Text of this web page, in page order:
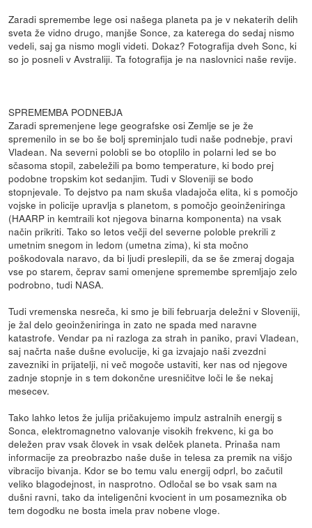
Zaradi spremembe lege osi našega planeta pa je v nekaterih delih
sveta že vidno drugo, manjše Sonce, za katerega do sedaj nismo
vedeli, saj ga nismo mogli videti. Dokaz? Fotografija dveh Sonc, ki
so jo posneli v Avstraliji. Ta fotografija je na naslovnici naše revije.
SPREMEMBA PODNEBJA
Zaradi spremenjene lege geografske osi Zemlje se je že
spremenilo in se bo še bolj spreminjalo tudi naše podnebje, pravi
Vladean. Na severni polobli se bo otoplilo in polarni led se bo
sčasoma stopil, zabeležili pa bomo temperature, ki bodo prej
podobne tropskim kot sedanjim. Tudi v Sloveniji se bodo
stopnjevale. To dejstvo pa nam skuša vladajoča elita, ki s pomočjo
vojske in policije upravlja s planetom, s pomočjo geoinženiringa
(HAARP in kemtraili kot njegova binarna komponenta) na vsak
način prikriti. Tako so letos večji del severne poloble prekrili z
umetnim snegom in ledom (umetna zima), ki sta močno
poškodovala naravo, da bi ljudi preslepili, da se še zmeraj dogaja
vse po starem, čeprav sami omenjene spremembe spremljajo zelo
podrobno, tudi NASA.
Tudi vremenska nesreča, ki smo je bili februarja deležni v Sloveniji,
je žal delo geoinženiringa in zato ne spada med naravne
katastrofe. Vendar pa ni razloga za strah in paniko, pravi Vladean,
saj načrta naše dušne evolucije, ki ga izvajajo naši zvezdni
zavezniki in prijatelji, ni več mogoče ustaviti, ker nas od njegove
zadnje stopnje in s tem dokončne uresničitve loči le še nekaj
mesecev.
Tako lahko letos že julija pričakujemo impulz astralnih energij s
Sonca, elektromagnetno valovanje visokih frekvenc, ki ga bo
deležen prav vsak človek in vsak delček planeta. Prinaša nam
informacije za preobrazbo naše duše in telesa za premik na višjo
vibracijo bivanja. Kdor se bo temu valu energij odprl, bo začutil
veliko blagodejnost, in nasprotno. Odločal se bo vsak sam na
dušni ravni, tako da inteligenčni kvocient in um posameznika ob
tem dogodku ne bosta imela prav nobene vloge.